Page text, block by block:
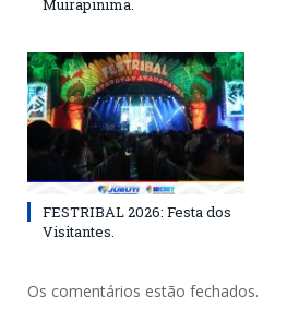
Muirapinima.
FESTRIBAL 2026: Festa dos
Visitantes.
Os comentários estão fechados.